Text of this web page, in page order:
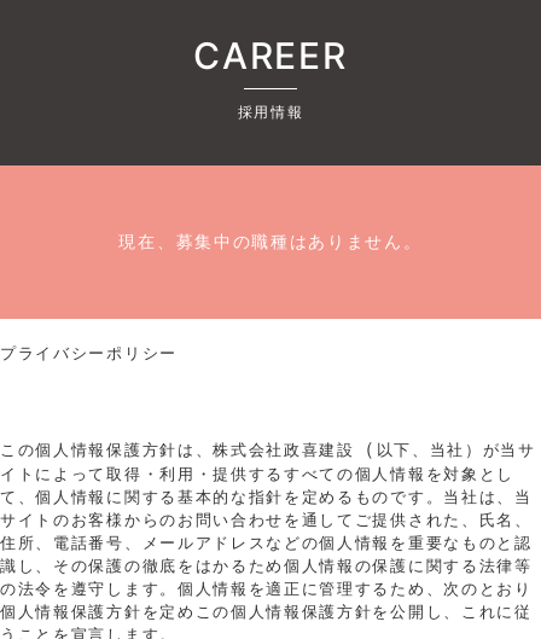
CAREER
採用情報
現在、募集中の職種はありません。
プライバシーポリシー
この個人情報保護方針は、株式会社政喜建設 （ 以下、当社）が当サ
イトによって取得・利用・提供するすべての個人情報を対象とし
て、個人情報に関する基本的な指針を定めるものです。当社は、当
サイトのお客様からのお問い合わせを通してご提供された、氏名、
住所、電話番号、メールアドレスなどの個人情報を重要なものと認
識し、その保護の徹底をはかるため個人情報の保護に関する法律等
の法令を遵守します。個人情報を適正に管理するため、次のとおり
個人情報保護方針を定めこの個人情報保護方針を公開し、これに従
うことを宣言します。